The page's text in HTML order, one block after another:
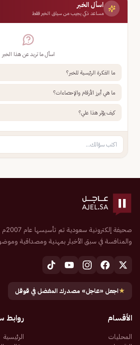
اسأل الخبر
مساعد ذكي يجيب من سياق الخبر فقط
اسأل ما تريد عن هذا الخبر
ما الفكرة الرئيسية للخبر؟
ما هي أبرز الأرقام والإحصاءات؟
كيف يؤثر هذا علي؟
والمنافسة في سبق الأخبار بمهنية ومصداقية
★اجعل «عاجل» مصدرك المفضل في قوقل
الأقسام
المحليات
روابط
الرئيسية